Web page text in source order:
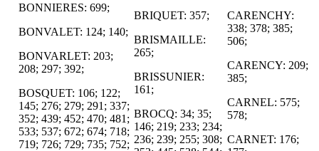
BONNIERES: 699;
BONVALET: 124; 140;
BONVARLET: 203;
208; 297; 392;
BOSQUET: 106; 122;
145; 276; 279; 291; 337;
352; 439; 452; 470; 481;
533; 537; 672; 674; 718;
719; 726; 729; 735; 752;
BRIQUET: 357;
BRISMAILLE:
265;
BRISSUNIER:
161;
BROCQ: 34; 35;
146; 219; 233; 234;
236; 239; 255; 308;
CARENCHY:
338; 378; 385;
506;
CARENCY: 209;
385;
CARNEL: 575;
578;
CARNET: 176;